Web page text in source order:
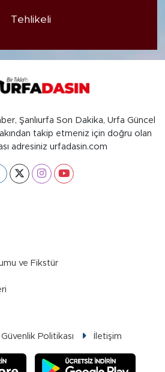
Tehlikeli
Şanlıurfa Son Dakika, Urfa Güncel
takip etmeniz için doğru olan
adresiniz urfadasin.com
ve Fikstür
Politikası İletişim